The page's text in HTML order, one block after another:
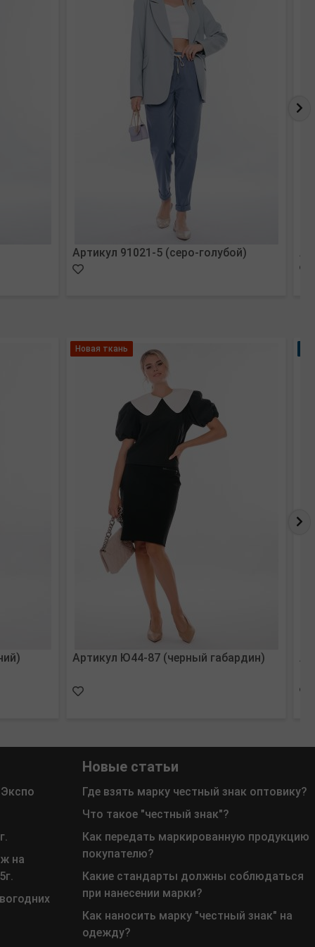
Артикул 91021-5 (серо-голубой)
Новая ткань
Артикул Ю44-87 (черный габардин)
на
Новые статьи
Где взять марку честный знак оптовику?
Что такое "честный знак"?
Как передать маркированную продукцию
покупателю?
Какие стандарты должны соблюдаться
при нанесении марки?
Как наносить марку "честный знак" на
одежду?